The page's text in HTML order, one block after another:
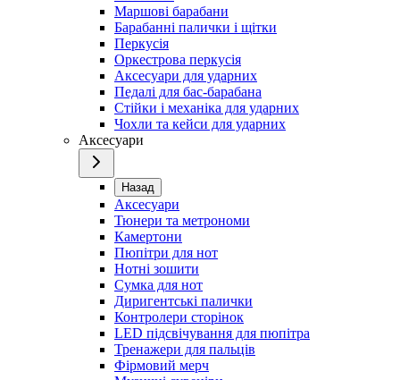
Маршові барабани
Барабанні палички і щітки
Перкусія
Оркестрова перкусія
Аксесуари для ударних
Педалі для бас-барабана
Стійки і механіка для ударних
Чохли та кейси для ударних
Аксесуари
Назад
Аксесуари
Тюнери та метрономи
Камертони
Пюпітри для нот
Нотні зошити
Сумка для нот
Диригентські палички
Контролери сторінок
LED підсвічування для пюпітра
Тренажери для пальців
Фірмовий мерч